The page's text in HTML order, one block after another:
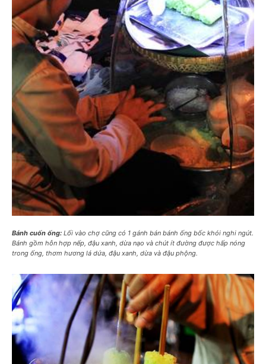
Bánh cuốn ống: Lối vào chợ cũng có 1 gánh bán bánh ống bốc khói nghi ngút.
Bánh gồm hỗn hợp nếp, đậu xanh, dừa nạo và chút ít đường được hấp nóng
trong ống, thơm hương lá dứa, đậu xanh, dừa và đậu phộng.